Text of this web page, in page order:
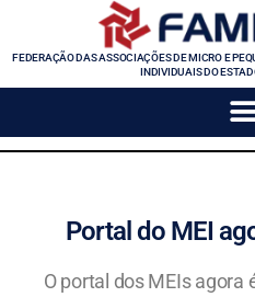
FEDERAÇÃO DAS ASSOCIAÇÕES DE MICRO E
INDIVIDUAIS DO
Portal do MEI
O portal dos MEIs agora